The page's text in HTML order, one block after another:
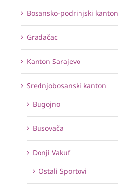
Bosansko-podrinjski kanton
Gradačac
Kanton Sarajevo
Srednjobosanski kanton
Bugojno
Busovača
Donji Vakuf
Ostali Sportovi